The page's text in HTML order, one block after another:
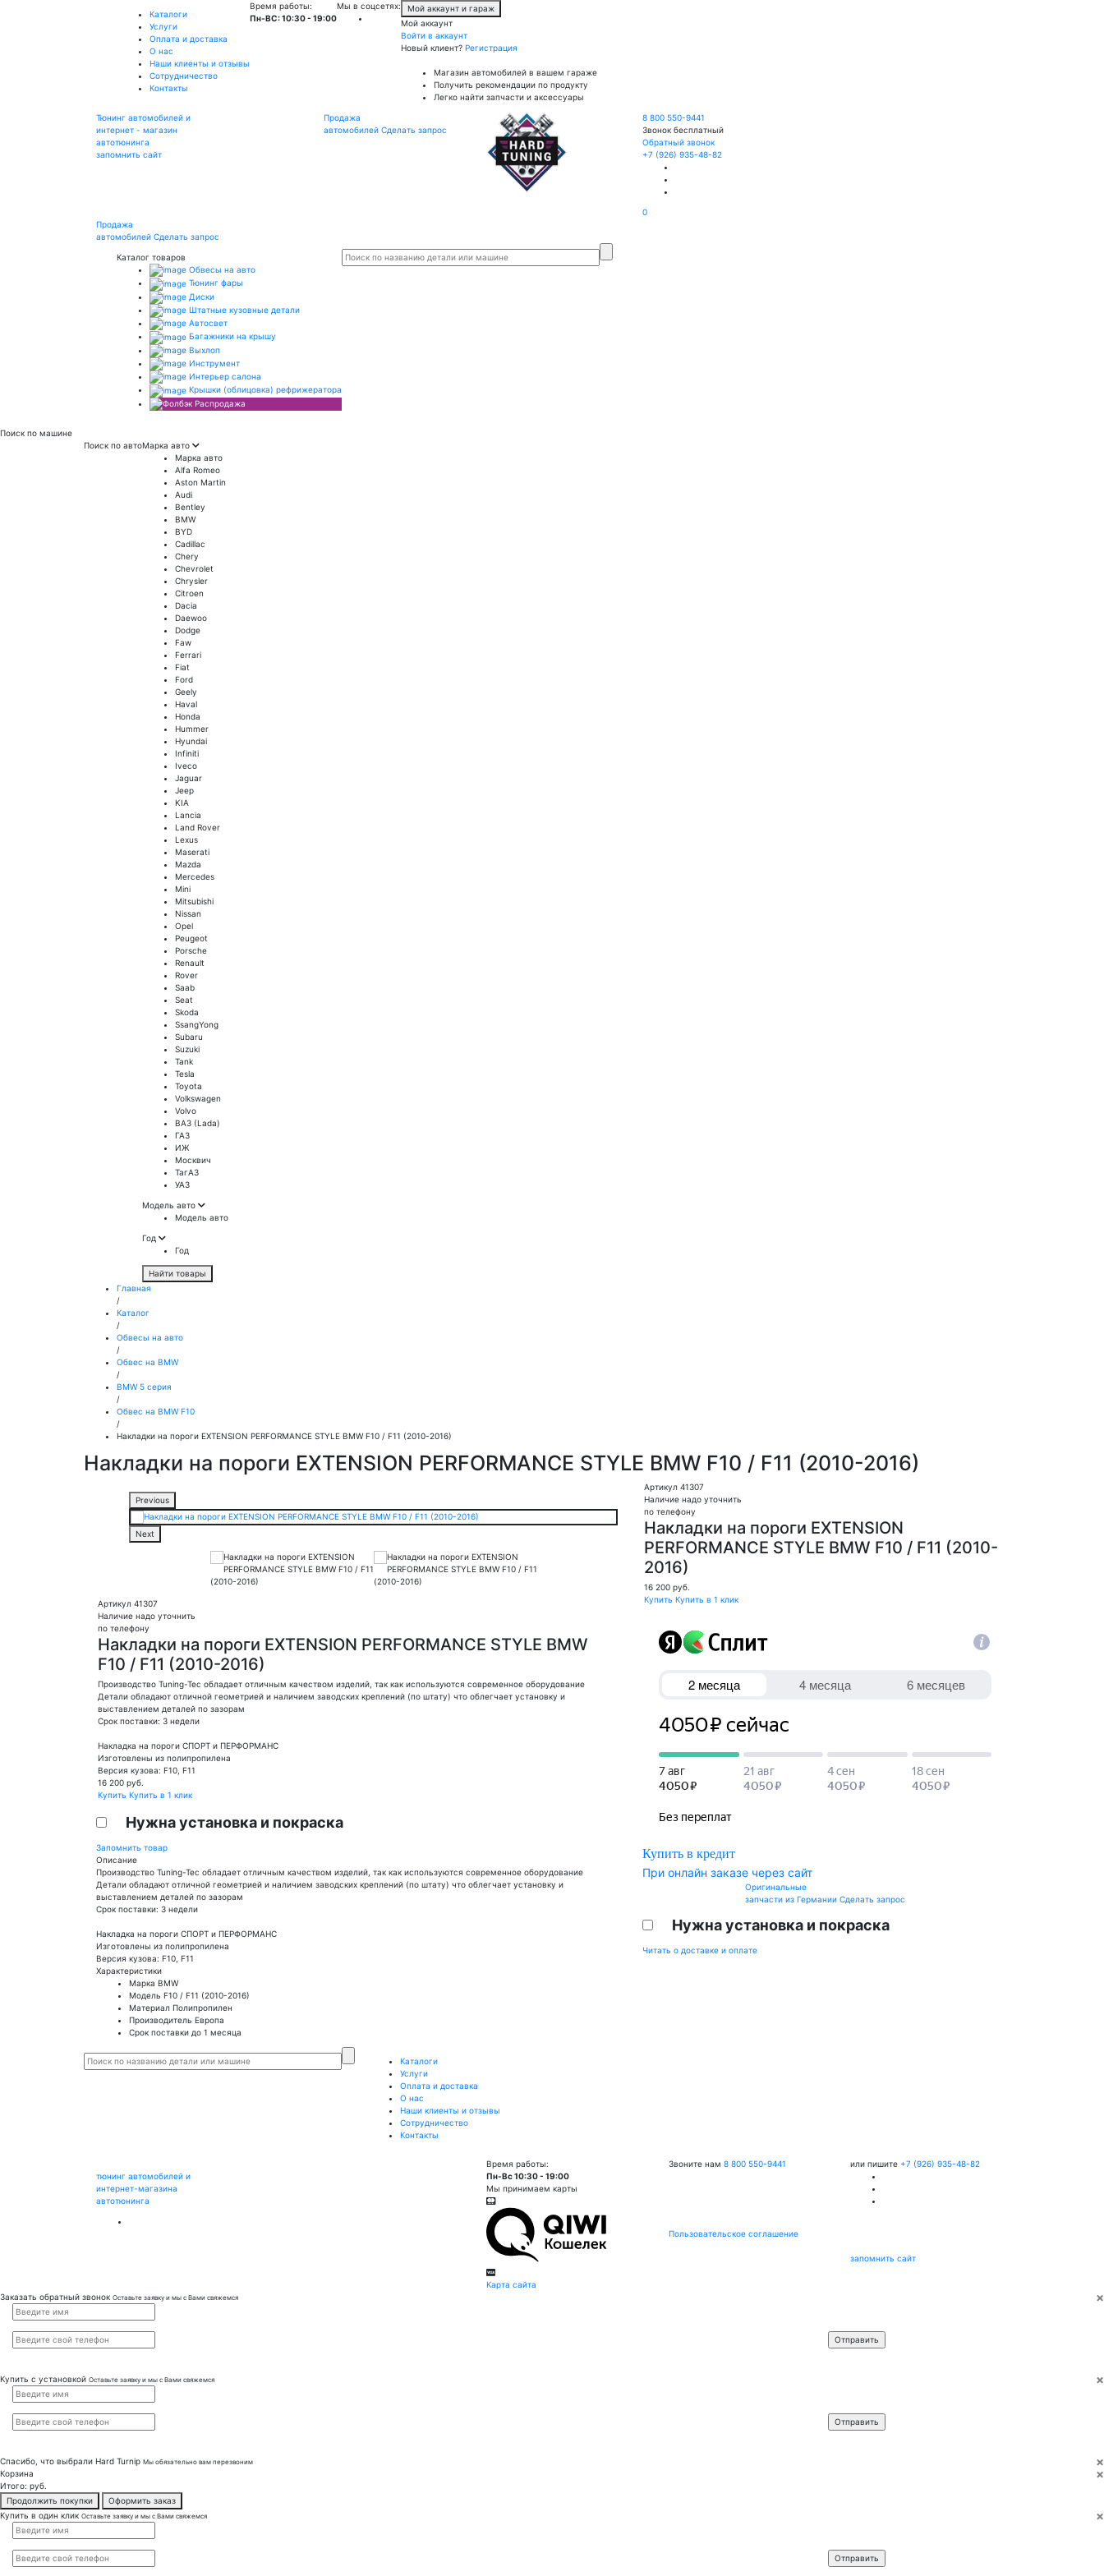
Каталоги
Услуги
Оплата и доставка
О нас
Наши клиенты и отзывы
Сотрудничество
Контакты
Время работы:
Пн-ВС: 10:30 - 19:00
Мы в соцсетях:
Мой аккаунт и гараж
Мой аккаунт
Войти в аккаунт
Новый клиент? Регистрация
Магазин автомобилей в вашем гараже
Получить рекомендации по продукту
Легко найти запчасти и аксессуары
Тюнинг автомобилей и
интернет - магазин
автотюнинга
запомнить сайт
Продажа
автомобилейСделать запрос
8 800 550-9441
Звонок бесплатный
Обратный звонок
+7 (926) 935-48-82
0
Продажа
автомобилей Сделать запрос
Каталог товаров
Обвесы на авто
Тюнинг фары
Диски
Штатные кузовные детали
Автосвет
Багажники на крышу
Выхлоп
Инструмент
Интерьер салона
Крышки (облицовка) рефрижератора
Распродажа
Поиск по машине
Поиск по автоМарка авто
Марка авто
Alfa Romeo
Aston Martin
Audi
Bentley
BMW
BYD
Cadillac
Chery
Chevrolet
Chrysler
Citroen
Dacia
Daewoo
Dodge
Faw
Ferrari
Fiat
Ford
Geely
Haval
Honda
Hummer
Hyundai
Infiniti
Iveco
Jaguar
Jeep
KIA
Lancia
Land Rover
Lexus
Maserati
Mazda
Mercedes
Mini
Mitsubishi
Nissan
Opel
Peugeot
Porsche
Renault
Rover
Saab
Seat
Skoda
SsangYong
Subaru
Suzuki
Tank
Tesla
Toyota
Volkswagen
Volvo
ВАЗ (Lada)
ГАЗ
ИЖ
Москвич
ТагАЗ
УАЗ
Модель авто
Модель авто
Год
Год
Найти товары
Главная
/
Каталог
/
Обвесы на авто
/
Обвес на BMW
/
BMW 5 серия
/
Обвес на BMW F10
/
Накладки на пороги EXTENSION PERFORMANCE STYLE BMW F10 / F11 (2010-2016)
Накладки на пороги EXTENSION PERFORMANCE STYLE BMW F10 / F11 (2010-2016)
Previous
Next
Артикул 41307
Наличие надо уточнить
по телефону
Накладки на пороги EXTENSION PERFORMANCE STYLE BMW
F10 / F11 (2010-2016)
Производство Tuning-Tec обладает отличным качеством изделий, так как используются современное оборудование
Детали обладают отличной геометрией и наличием заводских креплений (по штату) что облегчает установку и
выставлением деталей по зазорам
Срок поставки: 3 недели
Накладка на пороги СПОРТ и ПЕРФОРМАНС
Изготовлены из полипропилена
Версия кузова: F10, F11
16 200 руб.
Купить Купить в 1 клик
Нужна установка и покраска
Запомнить товар
Описание
Производство Tuning-Tec обладает отличным качеством изделий, так как используются современное оборудование
Детали обладают отличной геометрией и наличием заводских креплений (по штату) что облегчает установку и
выставлением деталей по зазорам
Срок поставки: 3 недели
Накладка на пороги СПОРТ и ПЕРФОРМАНС
Изготовлены из полипропилена
Версия кузова: F10, F11
Характеристики
Марка BMW
Модель F10 / F11 (2010-2016)
Материал Полипропилен
Производитель Европа
Срок поставки до 1 месяца
Артикул 41307
Наличие надо уточнить
по телефону
Накладки на пороги EXTENSION
PERFORMANCE STYLE BMW F10 / F11 (2010-
2016)
16 200 руб.
Купить Купить в 1 клик
Купить в кредит
При онлайн заказе через сайт
Оригинальные
запчасти из Германии Сделать запрос
Нужна установка и покраска
Читать о доставке и оплате
Каталоги
Услуги
Оплата и доставка
О нас
Наши клиенты и отзывы
Сотрудничество
Контакты
тюнинг автомобилей и
интернет-магазина
автотюнинга
Время работы:
Пн-Вс 10:30 - 19:00
Мы принимаем карты
Карта сайта
Звоните нам 8 800 550-9441
Пользовательское соглашение
или пишите +7 (926) 935-48-82
запомнить сайт
×
Заказать обратный звонок Оставьте заявку и мы с Вами свяжемся
×
Купить с установкой Оставьте заявку и мы с Вами свяжемся
×
Спасибо, что выбрали Hard Turnip Мы обязательно вам перезвоним
×
Корзина
Итого: руб.
Продолжить покупки
Оформить заказ
×
Купить в один клик Оставьте заявку и мы с Вами свяжемся